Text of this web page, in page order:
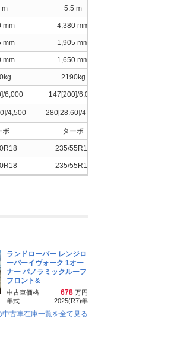
m 5.5 m
mm 4,380 mm
mm 1,905 mm
mm 1,650 mm
2190kg
6,000 147[200]/6,000
4,500 280[28.60]/4,500
ボ ターボ
235/55R19
235/55R19
ランドローバー レンジロ
ーバーイヴォーク 1オー
ナー パノラミックルーフ
フロント&
中古車価格 678 万円
年式
2025(R7)年
古車在庫一覧を全て見る